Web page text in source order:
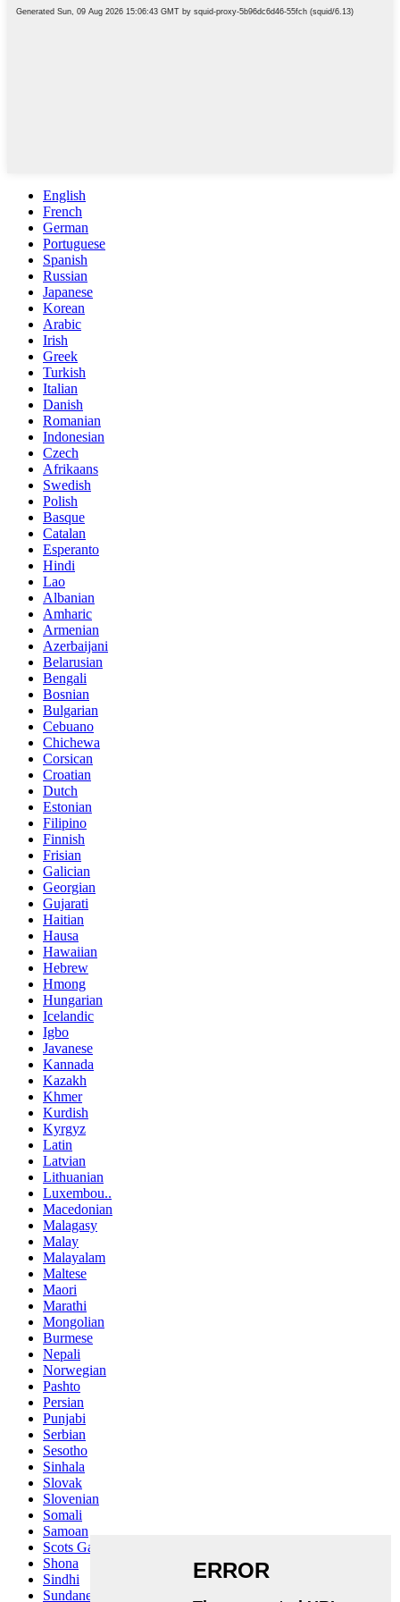
English
French
German
Portuguese
Spanish
Russian
Japanese
Korean
Arabic
Irish
Greek
Turkish
Italian
Danish
Romanian
Indonesian
Czech
Afrikaans
Swedish
Polish
Basque
Catalan
Esperanto
Hindi
Lao
Albanian
Amharic
Armenian
Azerbaijani
Belarusian
Bengali
Bosnian
Bulgarian
Cebuano
Chichewa
Corsican
Croatian
Dutch
Estonian
Filipino
Finnish
Frisian
Galician
Georgian
Gujarati
Haitian
Hausa
Hawaiian
Hebrew
Hmong
Hungarian
Icelandic
Igbo
Javanese
Kannada
Kazakh
Khmer
Kurdish
Kyrgyz
Latin
Latvian
Lithuanian
Luxembou..
Macedonian
Malagasy
Malay
Malayalam
Maltese
Maori
Marathi
Mongolian
Burmese
Nepali
Norwegian
Pashto
Persian
Punjabi
Serbian
Sesotho
Sinhala
Slovak
Slovenian
Somali
Samoan
Scots Gaelic
Shona
Sindhi
Sundanese